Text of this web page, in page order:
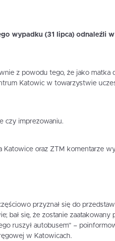
wypadku (31 lipca) odnaleźli w
z powodu tego, że jako matka
Katowic w towarzystwie
czy imprezowaniu.
Katowice oraz ZTM komentarze
przyznał się do
bał się, że zostanie zaatakowany
ruszył autobusem” –
w Katowicach.